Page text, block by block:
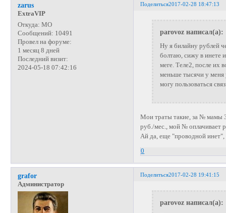
Поделиться2017-02-28 18:47:13
zarus
ExtraVIP
Откуда: МО
Сообщений: 10491
Провел на форуме:
1 месяц 8 дней
Последний визит:
2024-05-18 07:42:16
parovoz написал(а):
Ну я билайну рублей
болтаю, сижу в инете
меге. Теле2, после их
меньше тысячи у меня
могу пользоваться
Мои траты такие, за № мамы
руб./мес., мой № оплачивает
Ай да, еще "проводной инет",
0
Поделиться2017-02-28 19:41:15
grafor
Администратор
parovoz написал(а):